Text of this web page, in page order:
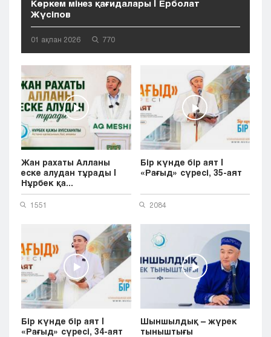
Көркем мінез қағидалары | Ерболат
Жүсіпов
01 ақпан 2026 770
Жан рахаты Алланы
еске алудан тұрады |
Нұрбек қа...
1551
Бір күнде бір аят |
«Рағыд» сүресі, 35-аят
2084
Бір күнде бір аят |
«Рағыд» сүресі, 34-аят
Шыншылдық – жүрек
тыныштығы